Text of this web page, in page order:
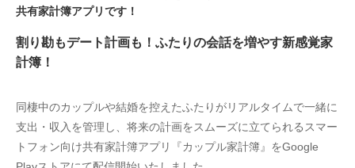
共有家計簿アプリです！
割り勘もデート計画も！ふたりの会話を増やす新感覚家
計簿！
同棲中のカップルや結婚を控えたふたりがリアルタイムで一緒に
支出・収入を管理し、将来の計画をスムーズに立てられるスマー
トフォン向け共有家計簿アプリ『カップル家計簿』をGoogle